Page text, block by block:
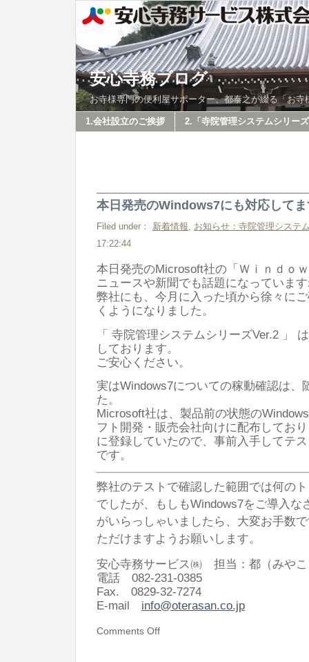
安心寺務ブログ
お寺様専門の便利屋サポーター、都泰之が綴る「お寺
1.会社設立のご挨拶 2.「寺院管理システムシリー
本日発売のWindows7にも対応して
Filed under： 新着情報, お知らせ：寺院管理システ
17:22:44
本日発売のMicrosoft社の「Ｗｉｎｄｏ
ニュースや新聞でも話題になっていま
弊社にも、今月に入った頃から徐々に
くようになりました。
「 寺院管理システムシリーズVer.2 」
しております。
ご安心ください。
実はWindows7についての稼動確認は、
た。
Microsoft社は、製品前の状態の
フト開発・販売会社向けに配布してお
に登録していたので、事前入手してテ
です。
弊社のテストで確認した範囲では何の
でしたが、もしもWindows7をご導入な
がいらっしゃいましたら、大変お手数
ただけますようお願いします。
安心寺務サービス㈱ 担当：都（みや
電話 082-231-0385
Fax. 0829-32-7274
E-mail info@oterasan.co.jp
Comments Off